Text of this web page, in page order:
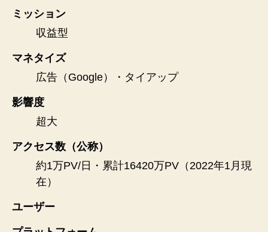
ミッション
収益型
マネタイズ
広告（Google）・タイアップ
影響度
超大
アクセス数（公称）
約1万PV/日・累計16420万PV（2022年1月現
在）
ユーザー